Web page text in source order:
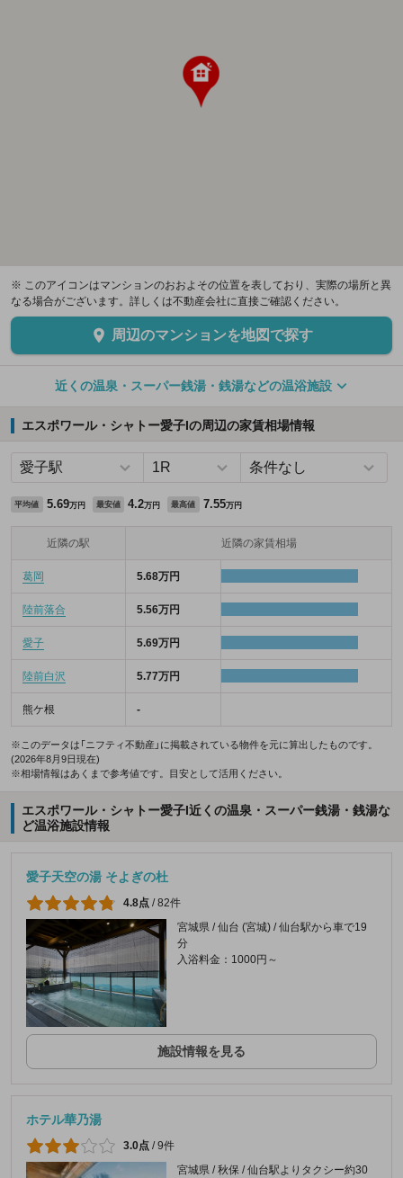
※ このアイコンはマンションのおおよその位置を表しており、実際の場所と異
なる場合がございます。詳しくは不動産会社に直接ご確認ください。
周辺のマンションを地図で探す
近くの温泉・スーパー銭湯・銭湯などの温浴施設
エスポワール・シャトー愛子Iの周辺の家賃相場情報
平均値 5.69万円 最安値 4.2万円 最高値 7.55万円
近隣の駅 近隣の家賃相場
葛岡 5.68万円
陸前落合 5.56万円
愛子 5.69万円
陸前白沢 5.77万円
熊ケ根 -
※このデータは「ニフティ不動産」に掲載されている物件を元に算出したものです。
(2026年8月9日現在)
※相場情報はあくまで参考値です。目安として活用ください。
エスポワール・シャトー愛子I近くの温泉・スーパー銭湯・銭湯な
ど温浴施設情報
愛子天空の湯 そよぎの杜
4.8点 /82件
宮城県 / 仙台 (宮城) / 仙台駅から車で19
分
入浴料金：1000円～
施設情報を見る
ホテル華乃湯
3.0点 /9件
宮城県 / 秋保 / 仙台駅よりタクシー約30